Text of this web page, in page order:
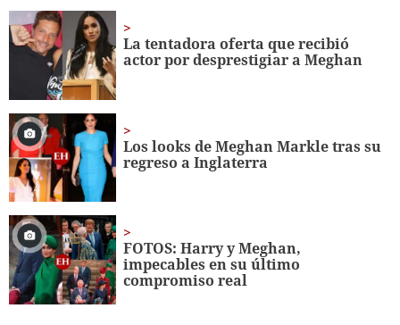
minute,
0
La tentadora oferta que recibió
actor por desprestigiar a Meghan
Los looks de Meghan Markle tras su
regreso a Inglaterra
FOTOS: Harry y Meghan,
impecables en su último
compromiso real